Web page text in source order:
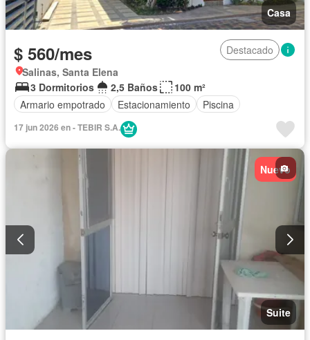
Casa
$ 560/mes
Destacado
Salinas, Santa Elena
3 Dormitorios
2,5 Baños
100 m²
Armario empotrado
Estacionamiento Piscina
17 jun 2026 en - TEBIR S.A.
Nuevo
Suite